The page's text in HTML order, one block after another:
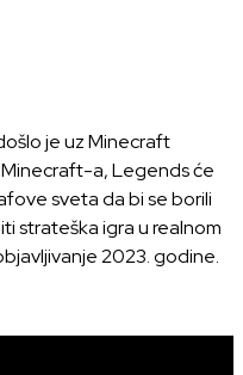
je uz Minecraft
a, Legends će
sveta da bi se borili
strateška igra u realnom
2023. godine.